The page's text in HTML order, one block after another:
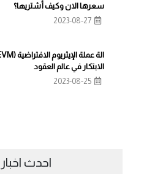
سعرها الان وكيف أشتريها؟
2023-08-27
الابتكار في عالم العقود
2023-08-25
احدث اخبار